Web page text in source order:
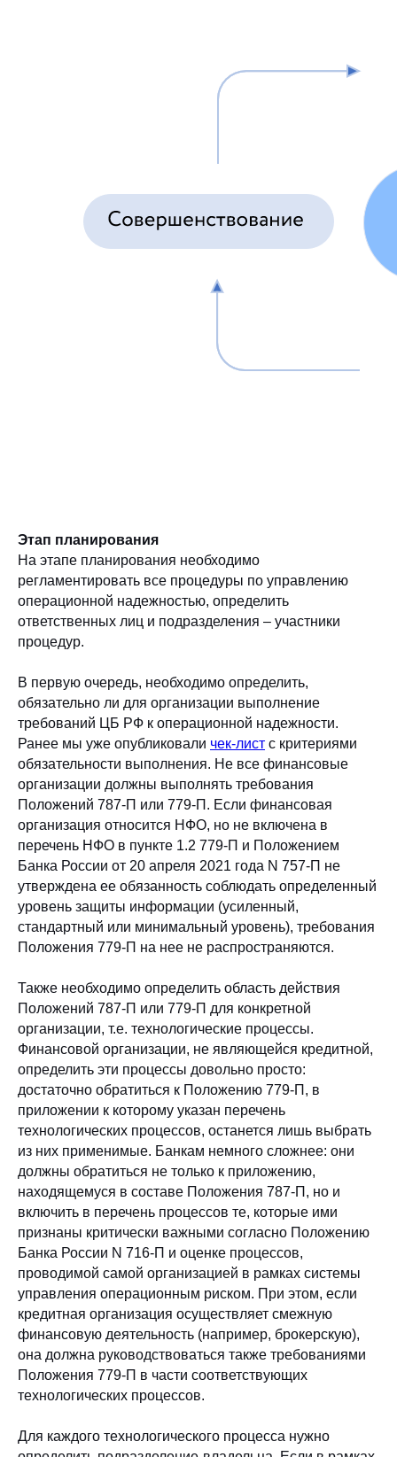
Этап планирования
На этапе планирования необходимо
регламентировать все процедуры по управлению
операционной надежностью, определить
ответственных лиц и подразделения – участники
процедур.
В первую очередь, необходимо определить,
обязательно ли для организации выполнение
требований ЦБ РФ к операционной надежности.
Ранее мы уже опубликовали чек-лист с критериями
обязательности выполнения. Не все финансовые
организации должны выполнять требования
Положений 787-П или 779-П. Если финансовая
организация относится НФО, но не включена в
перечень НФО в пункте 1.2 779-П и Положением
Банка России от 20 апреля 2021 года N 757-П не
утверждена ее обязанность соблюдать определенный
уровень защиты информации (усиленный,
стандартный или минимальный уровень), требования
Положения 779-П на нее не распространяются.
Также необходимо определить область действия
Положений 787-П или 779-П для конкретной
организации, т.е. технологические процессы.
Финансовой организации, не являющейся кредитной,
определить эти процессы довольно просто:
достаточно обратиться к Положению 779-П, в
приложении к которому указан перечень
технологических процессов, останется лишь выбрать
из них применимые. Банкам немного сложнее: они
должны обратиться не только к приложению,
находящемуся в составе Положения 787-П, но и
включить в перечень процессов те, которые ими
признаны критически важными согласно Положению
Банка России N 716-П и оценке процессов,
проводимой самой организацией в рамках системы
управления операционным риском. При этом, если
кредитная организация осуществляет смежную
финансовую деятельность (например, брокерскую),
она должна руководствоваться также требованиями
Положения 779-П в части соответствующих
технологических процессов.
Для каждого технологического процесса нужно